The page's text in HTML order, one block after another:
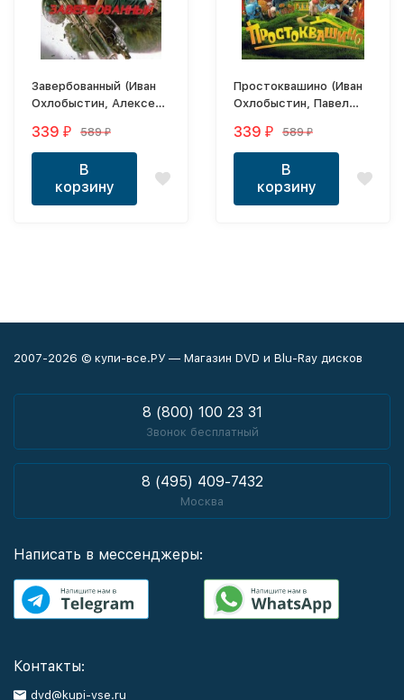
Завербованный (Иван
Охлобыстин, Алексей
Жижикин)
339 ₽ 589₽
В
корзину
Простоквашино (Иван
Охлобыстин, Павел
Деревянко)
339 ₽ 589₽
В
корзину
2007-2026 © купи-все.РУ — Магазин DVD и Blu-Ray дисков
8 (800) 100 23 31
Звонок бесплатный
8 (495) 409-7432
Москва
Написать в мессенджеры:
Контакты:
dvd@kupi-vse.ru